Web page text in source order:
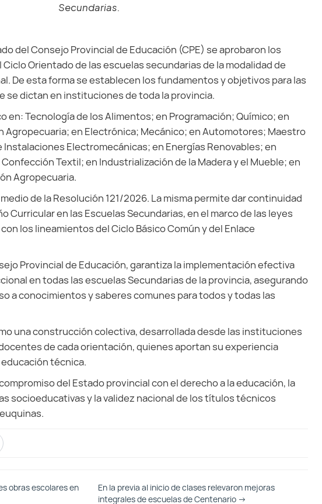
Secundarias.
del Consejo Provincial de Educación (CPE) se aprobaron los
Orientado de las escuelas secundarias de la modalidad de
De esta forma se establecen los fundamentos y objetivos para las
se dictan en instituciones de toda la provincia.
en: Tecnología de los Alimentos; en Programación; Químico; en
Agropecuaria; en Electrónica; Mecánico; en Automotores; Maestro
Instalaciones Electromecánicas; en Energías Renovables; en
Textil; en Industrialización de la Madera y el Mueble; en
Agropecuaria.
de la Resolución 121/2026. La misma permite dar continuidad
Curricular en las Escuelas Secundarias, en el marco de las leyes
los lineamientos del Ciclo Básico Común y del Enlace
Provincial de Educación, garantiza la implementación efectiva
en todas las escuelas Secundarias de la provincia, asegurando
a conocimientos y saberes comunes para todos y todas las
una construcción colectiva, desarrollada desde las instituciones
de cada orientación, quienes aportan su experiencia
técnica.
del Estado provincial con el derecho a la educación, la
socioeducativas y la validez nacional de los títulos técnicos
obras escolares en
En la previa al inicio de clases relevaron mejoras
integrales de escuelas de Centenario →